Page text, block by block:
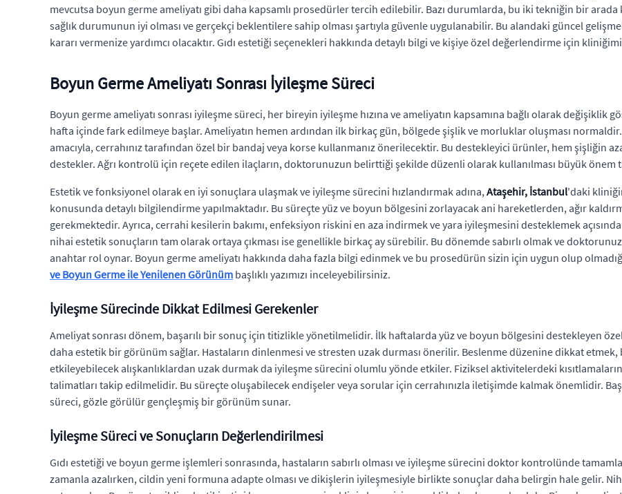
mevcutsa boyun germe ameliyatı gibi daha kapsamlı prosedürler tercih edilebilir. Bazı durumlarda, bu iki tekniğin bir arada
sağlık durumunun iyi olması ve gerçekçi beklentilere sahip olması şartıyla güvenle uygulanabilir. Bu alandaki güncel
kararı vermenize yardımcı olacaktır. Gıdı estetiği seçenekleri hakkında detaylı bilgi ve kişiye özel değerlendirme için
Boyun Germe Ameliyatı Sonrası İyileşme Süreci
Boyun germe ameliyatı sonrası iyileşme süreci, her bireyin iyileşme hızına ve ameliyatın kapsamına bağlı olarak
hafta içinde fark edilmeye başlar. Ameliyatın hemen ardından ilk birkaç gün, bölgede şişlik ve morluklar oluşması
amacıyla, cerrahınız tarafından özel bir bandaj veya korse kullanmanız önerilecektir. Bu destekleyici ürünler, hem şişliğin
destekler. Ağrı kontrolü için reçete edilen ilaçların, doktorunuzun belirttiği şekilde düzenli olarak kullanılması büyük önem
Estetik ve fonksiyonel olarak en iyi sonuçlara ulaşmak ve iyileşme sürecini hızlandırmak adına, Ataşehir, İstanbul'daki
konusunda detaylı bilgilendirme yapılmaktadır. Bu süreçte yüz ve boyun bölgesini zorlayacak ani hareketlerden, ağır
gerekmektedir. Ayrıca, cerrahi kesilerin bakımı, enfeksiyon riskini en aza indirmek ve yara iyileşmesini desteklemek
nihai estetik sonuçların tam olarak ortaya çıkması ise genellikle birkaç ay sürebilir. Bu dönemde sabırlı olmak ve
anahtar rol oynar. Boyun germe ameliyatı hakkında daha fazla bilgi edinmek ve bu prosedürün sizin için uygun olup
ve Boyun Germe ile Yenilenen Görünüm başlıklı yazımızı inceleyebilirsiniz.
İyileşme Sürecinde Dikkat Edilmesi Gerekenler
Ameliyat sonrası dönem, başarılı bir sonuç için titizlikle yönetilmelidir. İlk haftalarda yüz ve boyun bölgesini destekleyen
daha estetik bir görünüm sağlar. Hastaların dinlenmesi ve stresten uzak durması önerilir. Beslenme düzenine dikkat etmek,
etkileyebilecek alışkanlıklardan uzak durmak da iyileşme sürecini olumlu yönde etkiler. Fiziksel aktivitelerdeki
talimatları takip edilmelidir. Bu süreçte oluşabilecek endişeler veya sorular için cerrahınızla iletişimde kalmak önemlidir.
süreci, gözle görülür gençleşmiş bir görünüm sunar.
İyileşme Süreci ve Sonuçların Değerlendirilmesi
Gıdı estetiği ve boyun germe işlemleri sonrasında, hastaların sabırlı olması ve iyileşme sürecini doktor kontrolünde
zamanla azalırken, cildin yeni formuna adapte olması ve dikişlerin iyileşmesiyle birlikte sonuçlar daha belirgin hale gelir.